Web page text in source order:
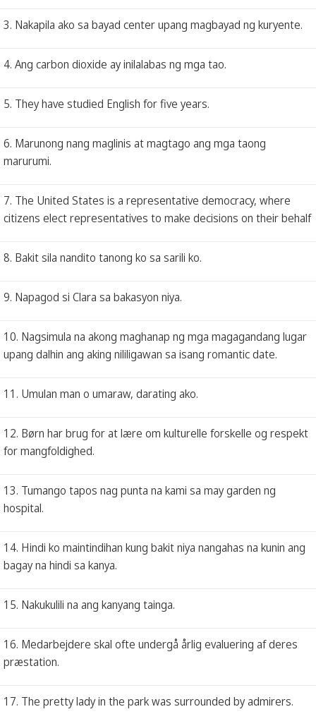
3. Nakapila ako sa bayad center upang magbayad ng kuryente.
4. Ang carbon dioxide ay inilalabas ng mga tao.
5. They have studied English for five years.
6. Marunong nang maglinis at magtago ang mga taong
marurumi.
7. The United States is a representative democracy, where
citizens elect representatives to make decisions on their behalf
8. Bakit sila nandito tanong ko sa sarili ko.
9. Napagod si Clara sa bakasyon niya.
10. Nagsimula na akong maghanap ng mga magagandang lugar
upang dalhin ang aking nililigawan sa isang romantic date.
11. Umulan man o umaraw, darating ako.
12. Børn har brug for at lære om kulturelle forskelle og respekt
for mangfoldighed.
13. Tumango tapos nag punta na kami sa may garden ng
hospital.
14. Hindi ko maintindihan kung bakit niya nangahas na kunin ang
bagay na hindi sa kanya.
15. Nakukulili na ang kanyang tainga.
16. Medarbejdere skal ofte undergå årlig evaluering af deres
præstation.
17. The pretty lady in the park was surrounded by admirers.